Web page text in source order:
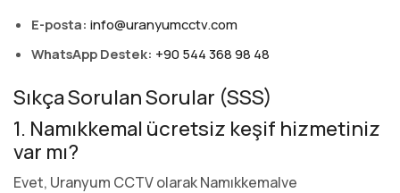
E-posta: info@uranyumcctv.com
WhatsApp Destek: +90 544 368 98 48
Sıkça Sorulan Sorular (SSS)
1. Namıkkemal ücretsiz keşif hizmetiniz
var mı?
Evet, Uranyum CCTV olarak Namıkkemalve